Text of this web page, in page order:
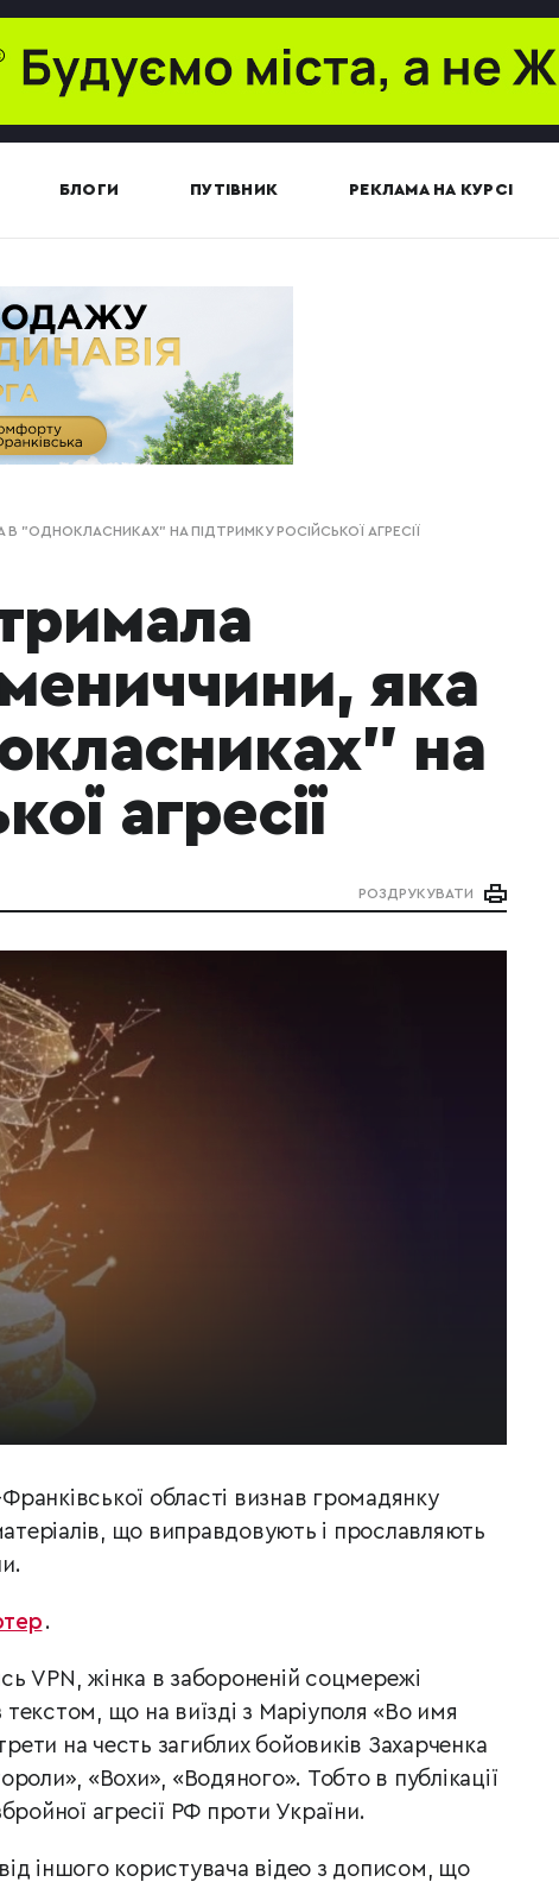
БЛОГИ ПУТІВНИК РЕКЛАМА НА КУРСІ
"ОДНОКЛАСНИКАХ" НА ПІДТРИМКУ РОСІЙСЬКОЇ АГРЕСІЇ
яка
на
агресії
РОЗДРУКУВАТИ
області визнав громадянку
що виправдовують і прославляють
.
VPN, жінка в забороненій соцмережі
що на виїзді з Маріуполя «Во имя
на честь загиблих бойовиків Захарченка
«Вохи», «Водяного». Тобто в публікації
агресії РФ проти України.
іншого користувача відео з дописом, що